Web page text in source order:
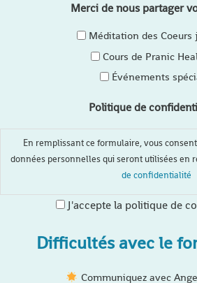
Merci de nous partager
Méditation des Coeurs
Cours de Pranic
Événements
Politique de
En remplissant ce formulaire, vous
données personnelles qui seront utilisées en
de confidentialité
J'accepte la politique de
Difficultés avec le
Communiquez avec